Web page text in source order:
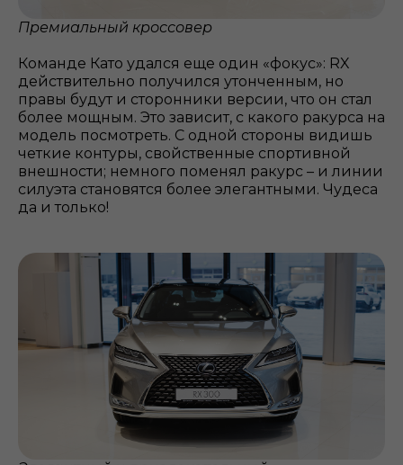
Премиальный кроссовер
Команде Като удался еще один «фокус»: RX
действительно получился утонченным, но
правы будут и сторонники версии, что он стал
более мощным. Это зависит, с какого ракурса на
модель посмотреть. С одной стороны видишь
четкие контуры, свойственные спортивной
внешности; немного поменял ракурс – и линии
силуэта становятся более элегантными. Чудеса
да и только!